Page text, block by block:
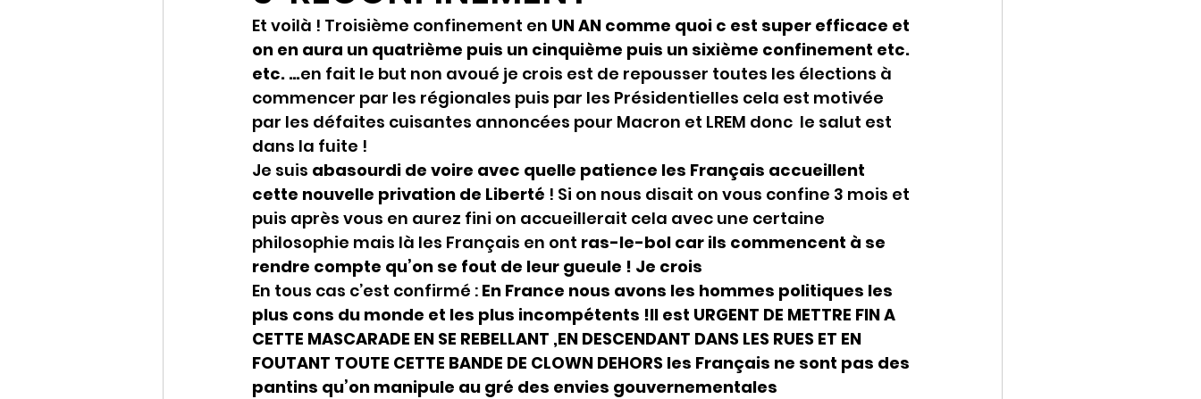
Et voilà ! Troisième confinement en UN AN comme quoi c est super efficace et
on en aura un quatrième puis un cinquième puis un sixième confinement etc.
etc. …en fait le but non avoué je crois est de repousser toutes les élections à
commencer par les régionales puis par les Présidentielles cela est motivée
par les défaites cuisantes annoncées pour Macron et LREM donc  le salut est
dans la fuite !
Je suis abasourdi de voire avec quelle patience les Français accueillent
cette nouvelle privation de Liberté ! Si on nous disait on vous confine 3 mois et
puis après vous en aurez fini on accueillerait cela avec une certaine
philosophie mais là les Français en ont ras-le-bol car ils commencent à se
rendre compte qu’on se fout de leur gueule ! Je crois
En tous cas c’est confirmé : En France nous avons les hommes politiques les
plus cons du monde et les plus incompétents !Il est URGENT DE METTRE FIN A
CETTE MASCARADE EN SE REBELLANT ,EN DESCENDANT DANS LES RUES ET EN
FOUTANT TOUTE CETTE BANDE DE CLOWN DEHORS les Français ne sont pas des
pantins qu’on manipule au gré des envies gouvernementales